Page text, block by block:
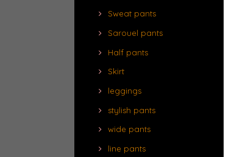
Sweat pants
Sarouel pants
Half pants
Skirt
leggings
stylish pants
wide pants
line pants